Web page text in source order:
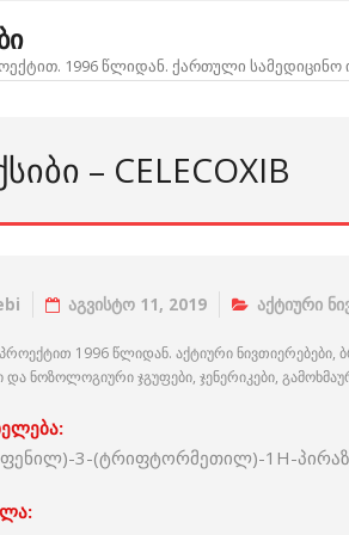
1996 წლიდან. ქართული სამედიცინო
– CELECOXIB
აგვისტო 11, 2019 აქტიური
1996 წლიდან. აქტიური
ნოზოლოგიური ჯგუფები, ჯენერიკები,
3-(ტრიფტორმეთილ)-1H-